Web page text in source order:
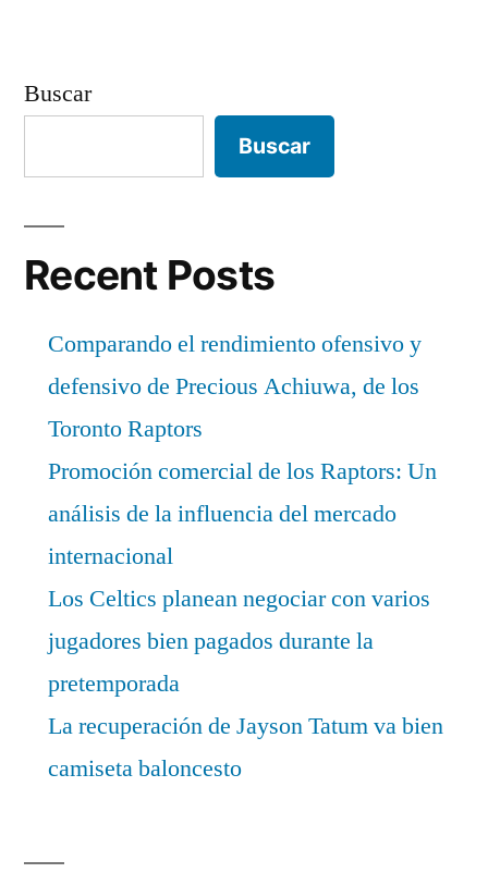
Buscar
Buscar
Recent Posts
Comparando el rendimiento ofensivo y
defensivo de Precious Achiuwa, de los
Toronto Raptors
Promoción comercial de los Raptors: Un
análisis de la influencia del mercado
internacional
Los Celtics planean negociar con varios
jugadores bien pagados durante la
pretemporada
La recuperación de Jayson Tatum va bien
camiseta baloncesto